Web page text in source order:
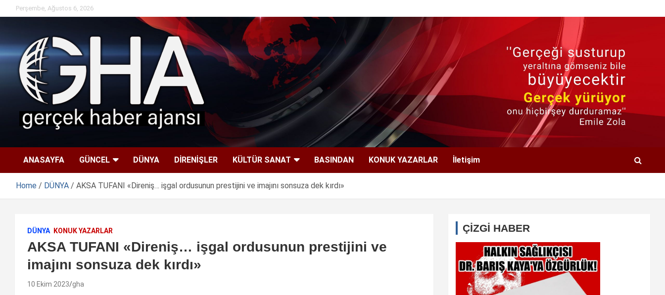
to
Perşembe, Ağustos 6, 2026
ANASAYFA GÜNCEL DÜNYA DİRENİŞLER KÜLTÜR SANAT BASINDAN KONUK YAZARLAR İletişim
Home DÜNYA AKSA TUFANI «Direniş… işgal ordusunun prestijini ve imajını sonsuza dek kırdı»
DÜNYA KONUK YAZARLAR
AKSA TUFANI «Direniş… işgal ordusunun prestijini ve
imajını sonsuza dek kırdı»
10 Ekim 2023 gha
ÇİZGİ HABER